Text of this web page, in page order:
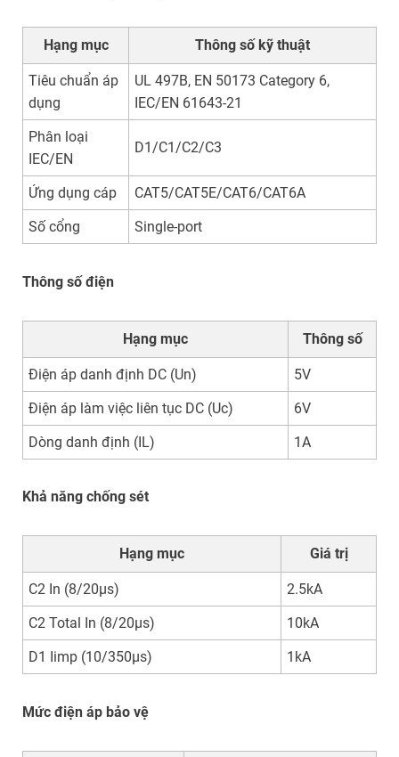
Hạng mục Thông số kỹ thuật
Tiêu chuẩn áp
dụng
UL 497B, EN 50173 Category 6,
IEC/EN 61643-21
Phân loại
IEC/EN
D1/C1/C2/C3
Ứng dụng cáp
CAT5/CAT5E/CAT6/CAT6A
Số cổng
Single-port
Thông số điện
Hạng mục Thông số
Điện áp danh định DC (Un)
5V
Điện áp làm việc liên tục DC (Uc)
6V
Dòng danh định (IL)
1A
Khả năng chống sét
Hạng mục Giá trị
C2 In (8/20µs)
2.5kA
C2 Total In (8/20µs)
10kA
D1 Iimp (10/350µs)
1kA
Mức điện áp bảo vệ